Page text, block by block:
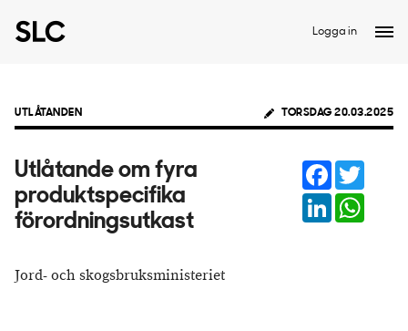
Logga in
UTLÅTANDEN TORSDAG 20.03.2025
Utlåtande om fyra
produktspecifika
förordningsutkast
Facebook
LinkedIn
Jord- och skogsbruksministeriet